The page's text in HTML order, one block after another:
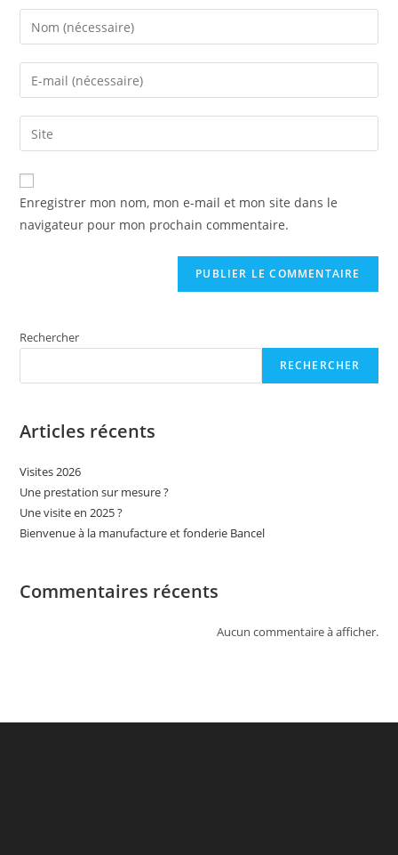
Enter
your
name
comment
Enter
your
email
address
comment
Enter
your
website
URL
(optional)
Enregistrer mon nom, mon e-mail et mon site dans le
navigateur pour mon prochain commentaire.
Rechercher
RECHERCHER
Articles récents
Visites 2026
Une prestation sur mesure ?
Une visite en 2025 ?
Bienvenue à la manufacture et fonderie Bancel
Commentaires récents
Aucun commentaire à afficher.